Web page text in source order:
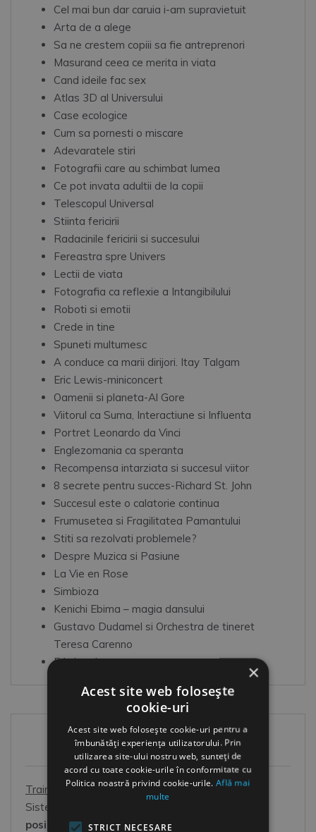
Cel mai bun dar caruia i-am supravietuit
Arta de a alege
Sa ne crestem copiii sa fie antreprenori
Masurand ceea ce merita in viata
Cand ideile fac sex
Atlas 3D al Universului
Case ecologice
Cum sa pornesti o miscare
Adevaratele stiri
Fotografii care au schimbat lumea
Ce pot invata adultii de la copii
Telescopul Universal
Stiinta fericirii
Radacinile fericirii si succesului
Fereastra spre Univers
Lectii de viata
Fotografia ca reflexie a Intangibilului
Roboti si emotii
Crede in tine
Spuneti multumesc
A conduce ca marii dirijori. Itay Talgam
Eric Lewis-miniconcert
Oamenii si planeta-Al Gore
Viitorul ca Suma, Interactiune si Influenta
Portret Leonardo da Vinci
Englezomania ca speranta
Recompensa intarziata si succesul viitor
8 secrete pentru succes-Richard St. John
Succesul este o calatorie continua
Frumusetea si Fragilitatea Pamantului
Stiti sa rezolvati problemele?
Despre Muzica si Pasiune
La Vie en Rose
Simbioza
Kenichi Ebima – magia dansului
Gustavo Dudamel si Orchestra de tineret
Teresa Carenno
Eric Lewis
HR Shop
Training online HR
Sistem online de dezvoltare OOO:
posibil
(la orice ora din zi si din noapte),
×
Acest site web folosește
cookie-uri
Acest site web folosește cookie-uri pentru a
îmbunătăți experiența utilizatorului. Prin
utilizarea site-ului nostru web, sunteți de
acord cu toate cookie-urile în conformitate cu
Politica noastră privind cookie-urile.Află mai
multe
STRICT NECESARE